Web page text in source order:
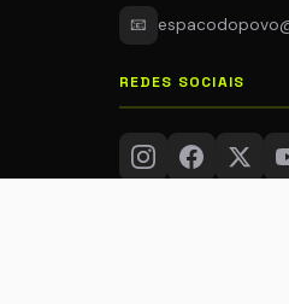
📧
REDES SOCIAIS